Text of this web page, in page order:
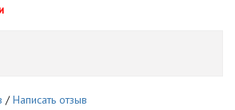
/Написать отзыв